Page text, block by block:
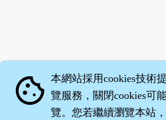
cookie 本網站採用cookies技術
覽服務，關閉cookies可
覽。您若繼續瀏覽本站